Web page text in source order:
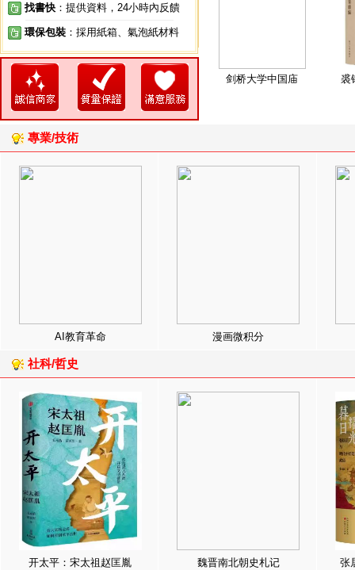
找書快 ：提供資料，24小時內反饋
環保包裝 ：採用紙箱、氣泡紙材料
剑桥大学中国庙 裘
專業/技術
AI教育革命 漫画微积分
社科/哲史
开太平：宋太祖赵匡胤 魏晋南北朝史札记 张